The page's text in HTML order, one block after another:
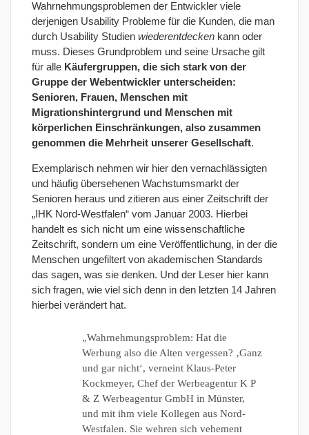
Wahrnehmungsproblemen der Entwickler viele
derjenigen Usability Probleme für die Kunden, die man
durch Usability Studien wiederentdecken kann oder
muss. Dieses Grundproblem und seine Ursache gilt
für alle Käufergruppen, die sich stark von der
Gruppe der Webentwickler unterscheiden:
Senioren, Frauen, Menschen mit
Migrationshintergrund und Menschen mit
körperlichen Einschränkungen, also zusammen
genommen die Mehrheit unserer Gesellschaft.
Exemplarisch nehmen wir hier den vernachlässigten
und häufig übersehenen Wachstumsmarkt der
Senioren heraus und zitieren aus einer Zeitschrift der
„IHK Nord-Westfalen“ vom Januar 2003. Hierbei
handelt es sich nicht um eine wissenschaftliche
Zeitschrift, sondern um eine Veröffentlichung, in der die
Menschen ungefiltert von akademischen Standards
das sagen, was sie denken. Und der Leser hier kann
sich fragen, wie viel sich denn in den letzten 14 Jahren
hierbei verändert hat.
„Wahrnehmungsproblem: Hat die
Werbung also die Alten vergessen? ‚Ganz
und gar nicht‘, verneint Klaus-Peter
Kockmeyer, Chef der Werbeagentur K P
& Z Werbeagentur GmbH in Münster,
und mit ihm viele Kollegen aus Nord-
Westfalen. Sie wehren sich vehement